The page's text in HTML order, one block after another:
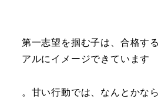
第一志望を掴む子は、合格す
アルにイメージできています
。甘い行動では、なんとかな